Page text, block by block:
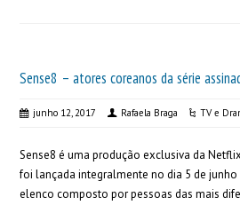
Sense8 – atores coreanos da série
junho 12, 2017 Rafaela Braga TV e
Sense8 é uma produção exclusiva da
foi lançada integralmente no dia 5 de junho
elenco composto por pessoas das mais